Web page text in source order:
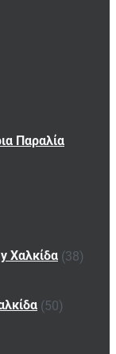
Παραλία
Χαλκίδα (38)
(50)